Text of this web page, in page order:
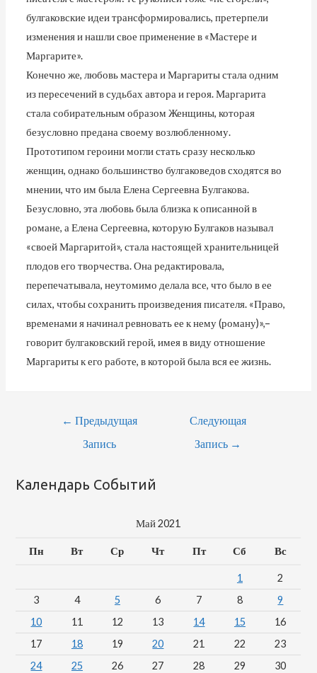
булгаковские идеи трансформировались, претерпели
изменения и нашли свое применение в «Мастере и
Маргарите».
Конечно же, любовь мастера и Маргариты стала одним
из пересечений в судьбах автора и героя. Маргарита
стала собирательным образом Женщины, которая
безусловно предана своему возлюбленному.
Прототипом героини могли стать сразу несколько
женщин, однако большинство булгаковедов сходятся во
мнении, что им была Елена Сергеевна Булгакова.
Безусловно, эта любовь была близка к описанной в
романе, а Елена Сергеевна, которую Булгаков называл
«своей Маргаритой», стала настоящей хранительницей
плодов его творчества. Она редактировала,
перепечатывала, неутомимо делала все, что было в ее
силах, чтобы сохранить произведения писателя. «Право,
временами я начинал ревновать ее к нему (роману)»,–
говорит булгаковский герой, имея в виду отношение
Маргариты к его работе, в которой была вся ее жизнь.
← Предыдущая
Запись
Следующая
Запись →
Календарь Событий
Май 2021
Пн Вт Ср Чт Пт Сб Вс
1
2
3
4 5 6 7 8
9
10
11 12 13 14 15
16
17
18 19 20 21 22
23
24
25 26 27 28 29
30